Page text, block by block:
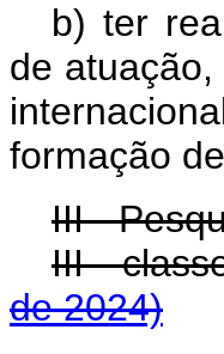
b) ter
de
formação
III -
III -
de 2024)